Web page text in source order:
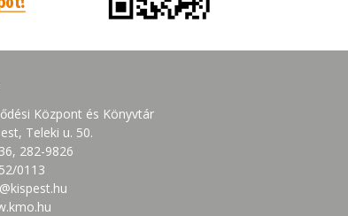
Központ és Könyvtár
Teleki u. 50.
282-9826
0113